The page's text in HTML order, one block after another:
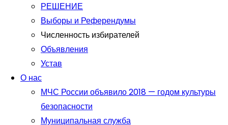
РЕШЕНИЕ
Выборы и Референдумы
Численность избирателей
Объявления
Устав
О нас
МЧС России объявило 2018 — годом культуры
безопасности
Муниципальная служба